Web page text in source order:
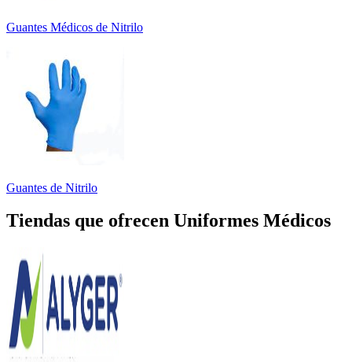
Guantes Médicos de Nitrilo
Guantes de Nitrilo
Tiendas que ofrecen Uniformes Médicos